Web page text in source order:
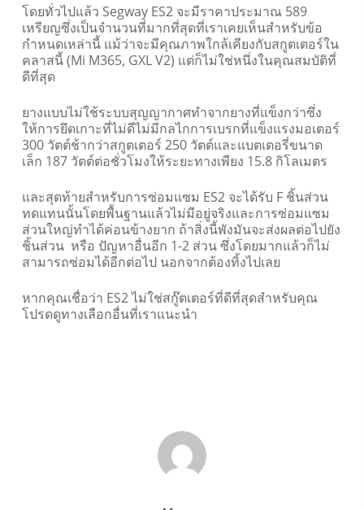
โดยทั่วไปแล้ว Segway ES2 จะมีราคาประมาณ 589
เหรียญซึ่งเป็นจำนวนที่มากที่สุดที่เราเคยเห็นสำหรับข้อ
กำหนดเหล่านี้ แม้ว่าจะมีคุณภาพใกล้เคียงกับสกูตเตอร์ใน
คลาสนี้ (Mi M365, GXL V2) แต่ก็ไม่ใช่หนึ่งในคุณสมบัติที่
ดีที่สุด
ยางแบบไม่ใช้ระบบสุญญากาศทำจากยางที่แข็งกว่าซึ่ง
ให้การยึดเกาะที่ไม่ดีไม่มีกลไกการเบรกที่แข็งแรงมอเตอร์
300 วัตต์ช้ากว่าสกูตเตอร์ 250 วัตต์และแบตเตอรี่ขนาด
เล็ก 187 วัตต์ต่อชั่วโมงให้ระยะทางเพียง 15.8 กิโลเมตร
และสุดท้ายสำหรับการซ่อมแซม ES2 จะได้รับ F ชิ้นส่วน
ทดแทนนั้นโดยพื้นฐานแล้วไม่มีอยู่จริงและการซ่อมแซม
ส่วนใหญ่ทำได้ค่อนข้างยาก ถ้าสิ่งนี้พังมันจะส่งผลต่อไปยัง
ชิ้นส่วน หรือ ปัญหาอื่นอีก 1-2 ส่วน ซึ่งโดยมากแล้วก็ไม่
สามารถซ่อมได้อีกต่อไป นอกจากต้องทิ้งไปเลย
หากคุณเชื่อว่า ES2 ไม่ใช่สกู๊ตเตอร์ที่ดีที่สุดสำหรับคุณ
โปรดดูทางเลือกอื่นที่เราแนะนำ